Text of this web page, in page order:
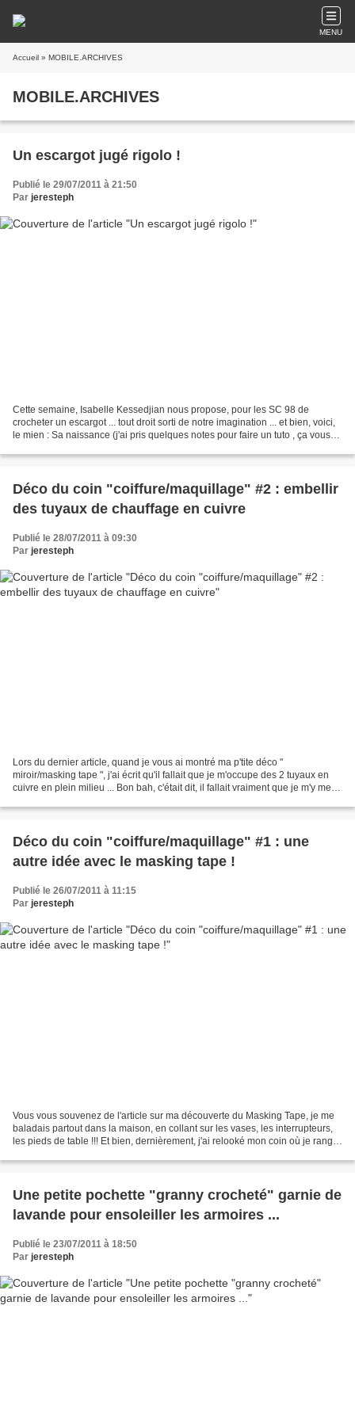
MENU
Accueil » MOBILE.ARCHIVES
MOBILE.ARCHIVES
Un escargot jugé rigolo !
Publié le 29/07/2011 à 21:50
Par jeresteph
Cette semaine, Isabelle Kessedjian nous propose, pour les SC 98 de
crocheter un escargot ... tout droit sorti de notre imagination ... et bien, voici,
le mien : Sa naissance (j'ai pris quelques notes pour faire un tuto , ça vous
Déco du coin "coiffure/maquillage" #2 : embellir
des tuyaux de chauffage en cuivre
Publié le 28/07/2011 à 09:30
Par jeresteph
Lors du dernier article, quand je vous ai montré ma p'tite déco "
miroir/masking tape ", j'ai écrit qu'il fallait que je m'occupe des 2 tuyaux en
cuivre en plein milieu ... Bon bah, c'était dit, il fallait vraiment que je m'y mette
Déco du coin "coiffure/maquillage" #1 : une
autre idée avec le masking tape !
Publié le 26/07/2011 à 11:15
Par jeresteph
Vous vous souvenez de l'article sur ma découverte du Masking Tape, je me
baladais partout dans la maison, en collant sur les vases, les interrupteurs,
les pieds de table !!! Et bien, dernièrement, j'ai relooké mon coin où je range
Une petite pochette "granny crocheté" garnie de
lavande pour ensoleiller les armoires ...
Publié le 23/07/2011 à 18:50
Par jeresteph